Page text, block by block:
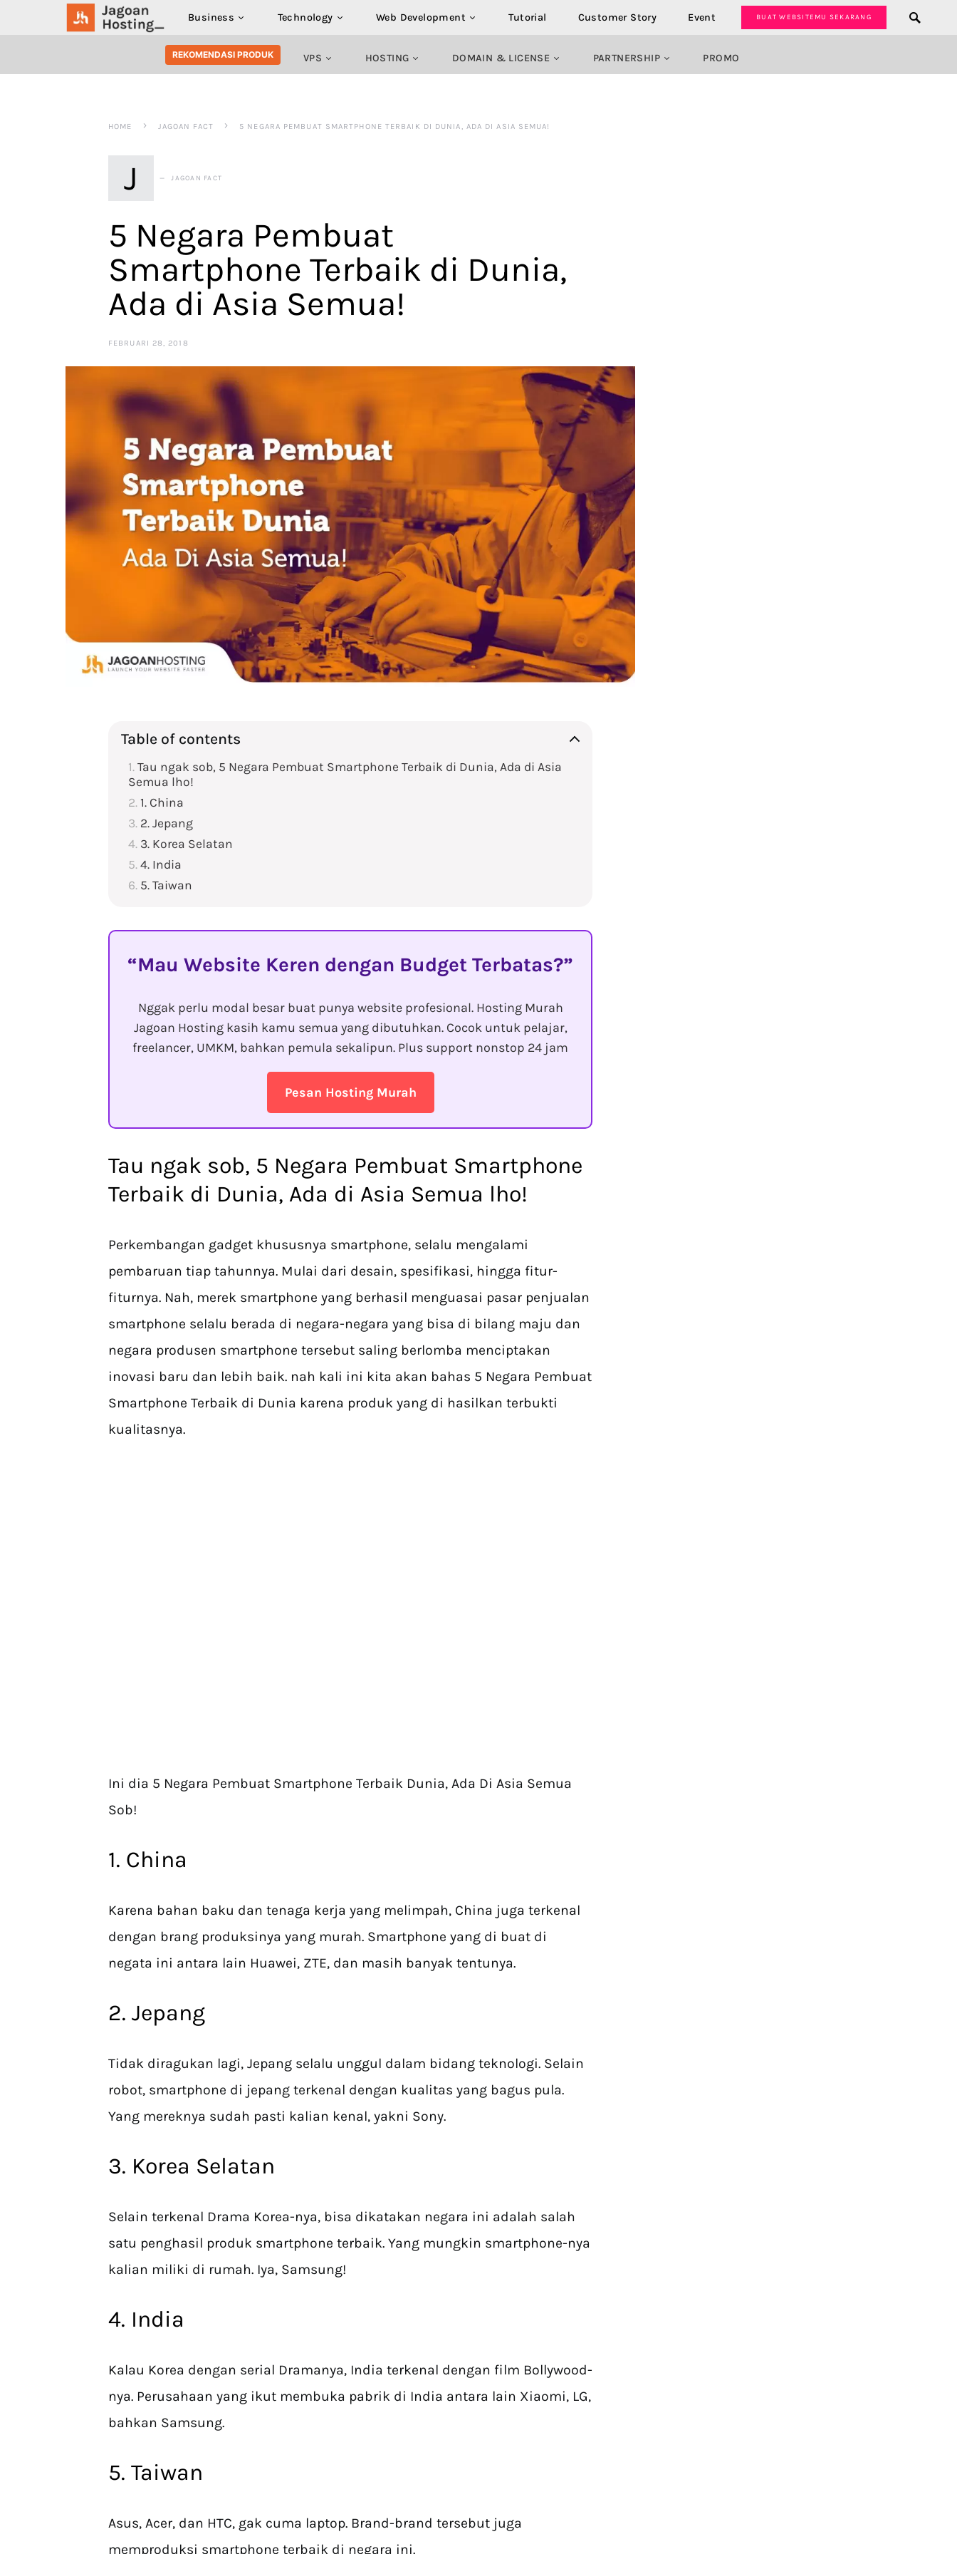
Business Technology Web Development Tutorial Customer Story Event BUAT WEBSITEMU SEKARANG
SEARCH FOR:
REKOMENDASI PRODUK VPS HOSTING DOMAIN & LICENSE PARTNERSHIP PROMO
HOME JAGOAN FACT 5 NEGARA PEMBUAT SMARTPHONE TERBAIK DI DUNIA, ADA DI ASIA SEMUA!
J JAGOAN FACT
5 Negara Pembuat
Smartphone Terbaik di Dunia,
Ada di Asia Semua!
FEBRUARI 28, 2018
Table of contents
Tau ngak sob, 5 Negara Pembuat Smartphone Terbaik di Dunia, Ada di Asia
Semua lho!
1. China
2. Jepang
3. Korea Selatan
4. India
5. Taiwan
Mau Website Keren dengan Budget Terbatas?
Nggak perlu modal besar buat punya website profesional. Hosting Murah
Jagoan Hosting kasih kamu semua yang dibutuhkan. Cocok untuk pelajar,
freelancer, UMKM, bahkan pemula sekalipun. Plus support nonstop 24 jam
Pesan Hosting Murah
Tau ngak sob, 5 Negara Pembuat Smartphone
Terbaik di Dunia, Ada di Asia Semua lho!
Perkembangan gadget khususnya smartphone, selalu mengalami
pembaruan tiap tahunnya. Mulai dari desain, spesifikasi, hingga fitur-
fiturnya. Nah, merek smartphone yang berhasil menguasai pasar penjualan
smartphone selalu berada di negara-negara yang bisa di bilang maju dan
negara produsen smartphone tersebut saling berlomba menciptakan
inovasi baru dan lebih baik. nah kali ini kita akan bahas 5 Negara Pembuat
Smartphone Terbaik di Dunia karena produk yang di hasilkan terbukti
kualitasnya.
Ini dia 5 Negara Pembuat Smartphone Terbaik Dunia, Ada Di Asia Semua
Sob!
1. China
Karena bahan baku dan tenaga kerja yang melimpah, China juga terkenal
dengan brang produksinya yang murah. Smartphone yang di buat di
negata ini antara lain Huawei, ZTE, dan masih banyak tentunya.
2. Jepang
Tidak diragukan lagi, Jepang selalu unggul dalam bidang teknologi. Selain
robot, smartphone di jepang terkenal dengan kualitas yang bagus pula.
Yang mereknya sudah pasti kalian kenal, yakni Sony.
3. Korea Selatan
Selain terkenal Drama Korea-nya, bisa dikatakan negara ini adalah salah
satu penghasil produk smartphone terbaik. Yang mungkin smartphone-nya
kalian miliki di rumah. Iya, Samsung!
4. India
Kalau Korea dengan serial Dramanya, India terkenal dengan film Bollywood-
nya. Perusahaan yang ikut membuka pabrik di India antara lain Xiaomi, LG,
bahkan Samsung.
5. Taiwan
Asus, Acer, dan HTC, gak cuma laptop. Brand-brand tersebut juga
memproduksi smartphone terbaik di negara ini.